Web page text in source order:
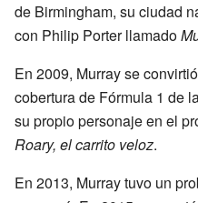
de Birmingham, su ciudad
con Philip Porter llamado
En 2009, Murray se
cobertura de Fórmula 1 de
su propio personaje en el
Roary, el carrito veloz.
En 2013, Murray tuvo un